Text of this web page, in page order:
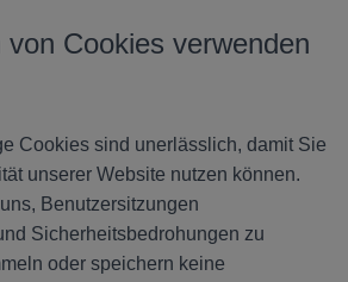
Cookies verwenden
Cookies sind unerlässlich, damit Sie
unserer Website nutzen können.
Benutzersitzungen
Sicherheitsbedrohungen zu
oder speichern keine